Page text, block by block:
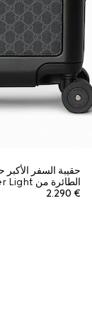
حقيبة السفر
الطائرة من Gucci Porter Light
€ 2.290